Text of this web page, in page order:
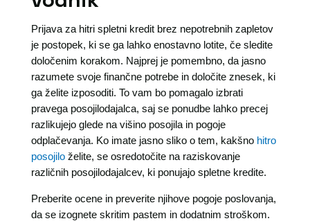
Prijava za hitri spletni kredit brez nepotrebnih zapletov
je postopek, ki se ga lahko enostavno lotite, če sledite
določenim korakom. Najprej je pomembno, da jasno
razumete svoje finančne potrebe in določite znesek, ki
ga želite izposoditi. To vam bo pomagalo izbrati
pravega posojilodajalca, saj se ponudbe lahko precej
razlikujejo glede na višino posojila in pogoje
odplačevanja. Ko imate jasno sliko o tem, kakšno hitro
posojiloželite, se osredotočite na raziskovanje
različnih posojilodajalcev, ki ponujajo spletne kredite.
Preberite ocene in preverite njihove pogoje poslovanja,
da se izognete skritim pastem in dodatnim stroškom.